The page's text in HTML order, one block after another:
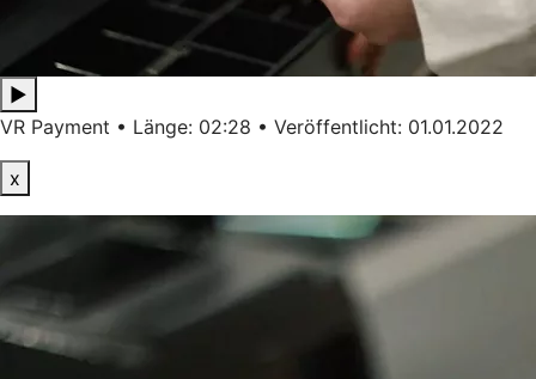
▶
VR Payment • Länge: 02:28 • Veröffentlicht: 01.01.2022
x